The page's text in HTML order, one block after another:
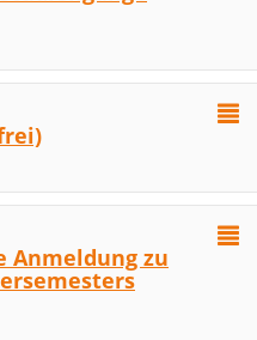
Anmeldung zu